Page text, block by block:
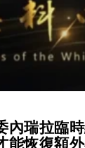
內瑞拉臨
能恢復額